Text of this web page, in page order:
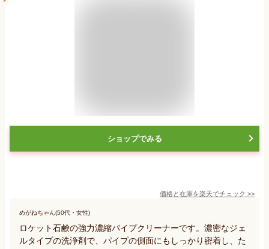
ショップでみる
価格と在庫を楽天でチェック >>
めがねちゃん(50代・女性)
ロケット石鹸の強力濃縮パイプクリーナーです。濃密なジェ
ルタイプの洗浄剤で、パイプの側面にもしっかり密着し、た